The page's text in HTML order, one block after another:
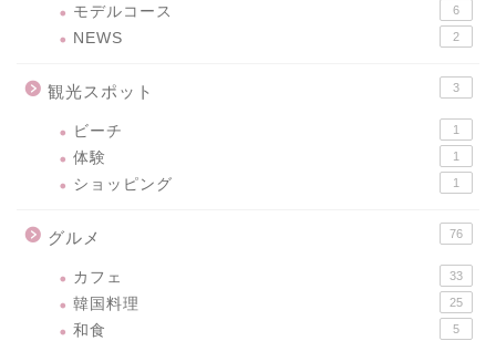
モデルコース 6
NEWS 2
観光スポット 3
ビーチ 1
体験 1
ショッピング 1
グルメ 76
カフェ 33
韓国料理 25
和食 5